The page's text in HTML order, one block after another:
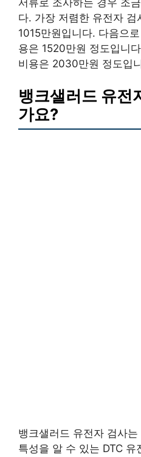
다. 가장 저렴한 유전자 검
1015만원입니다. 다음으
용은 1520만원 정도입니
비용은 2030만원 정도입
뱅크샐러드 유전
가요?
뱅크샐러드 유전자 검사
특성을 알 수 있는 DTC